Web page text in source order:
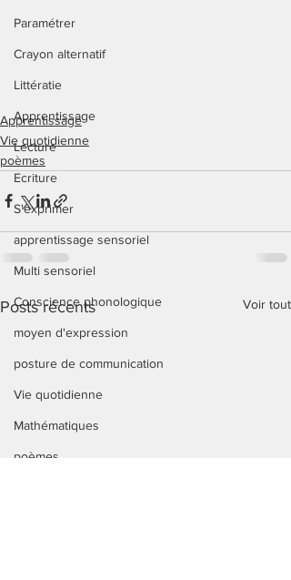
Paramétrer
Crayon alternatif
Littératie
Apprentissage
Lecture
Ecriture
S'exprimer
apprentissage sensoriel
Multi sensoriel
Conscience phonologique
moyen d'expression
posture de communication
Vie quotidienne
Mathématiques
poèmes
Apprentissage
Vie quotidienne
poèmes
Posts récents Voir tout